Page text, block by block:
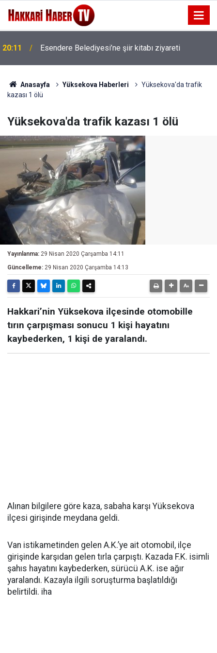
20:11 Esendere Belediyesi’ne şiir kitabı ziyareti
Anasayfa Yüksekova Haberleri
Yüksekova'da trafik
kazası 1 ölü
Yüksekova'da trafik kazası 1 ölü
Yayınlanma: 29 Nisan 2020 Çarşamba 14:11
Güncelleme: 29 Nisan 2020 Çarşamba 14:13
Hakkari’nin Yüksekova ilçesinde otomobille
tırın çarpışması sonucu 1 kişi hayatını
kaybederken, 1 kişi de yaralandı.
Alınan bilgilere göre kaza, sabaha karşı Yüksekova
ilçesi girişinde meydana geldi.
Van istikametinden gelen A.K.’ye ait otomobil, ilçe
girişinde karşıdan gelen tırla çarpıştı. Kazada F.K. isimli
şahıs hayatını kaybederken, sürücü A.K. ise ağır
yaralandı. Kazayla ilgili soruşturma başlatıldığı
belirtildi. iha